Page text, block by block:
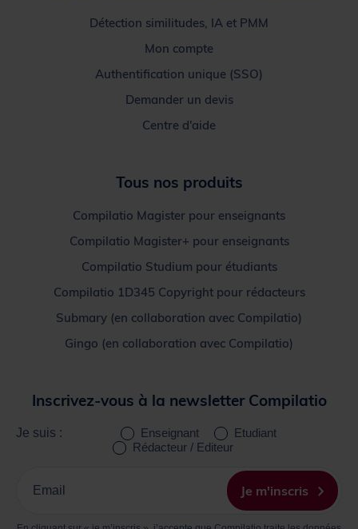
Détection similitudes, IA et PMM
Mon compte
Authentification unique (SSO)
Demander un devis
Centre d'aide
Tous nos produits
Compilatio Magister pour enseignants
Compilatio Magister+ pour enseignants
Compilatio Studium pour étudiants
Compilatio 1D345 Copyright pour rédacteurs
Submary (en collaboration avec Compilatio)
Gingo (en collaboration avec Compilatio)
Inscrivez-vous à la newsletter Compilatio
Je suis : Enseignant
Etudiant
Rédacteur / Editeur
votre
Je m'inscris